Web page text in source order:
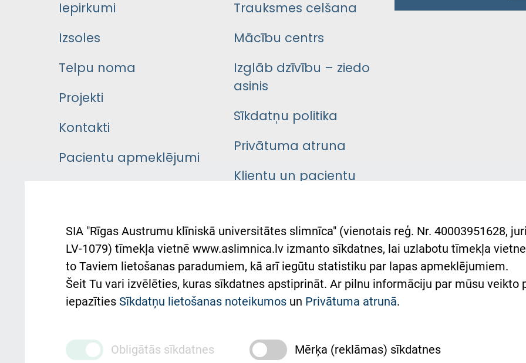
Iepirkumi
Izsoles
Telpu noma
Projekti
Kontakti
Pacientu apmeklējumi
Pacienta
atsauksmju/sūdzību
iesniegšanas kārtība
Kā pie mums nokļūt
ceļvedis
Trauksmes celšana
Mācību centrs
Izglāb dzīvību – ziedo
asinis
Sīkdatņu politika
Privātuma atruna
Klientu un pacientu
Austrumu slimnīcas
atbalsts Ukrainai
Підтримка Східної лікарні
та співпраця з Україною
SIA "Rīgas Austrumu klīniskā universitātes slimnīca" (vienotais reģ. Nr. 40003951628,
LV-1079) tīmekļa vietnē www.aslimnica.lv izmanto sīkdatnes, lai uzlabotu tīmekļa
to Taviem lietošanas paradumiem, kā arī iegūtu statistiku par lapas apmeklējumiem.
Šeit Tu vari izvēlēties, kuras sīkdatnes apstiprināt. Ar pilnu informāciju par mūsu veikto
iepazīties Sīkdatņu lietošanas noteikumos un Privātuma atrunā.
Obligātās sīkdatnes Mērķa (reklāmas) sīkdatnes